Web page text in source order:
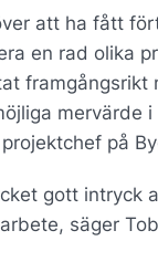
att ha fått
en rad olika
framgångsrikt
mervärde
på
gott intryck
säger